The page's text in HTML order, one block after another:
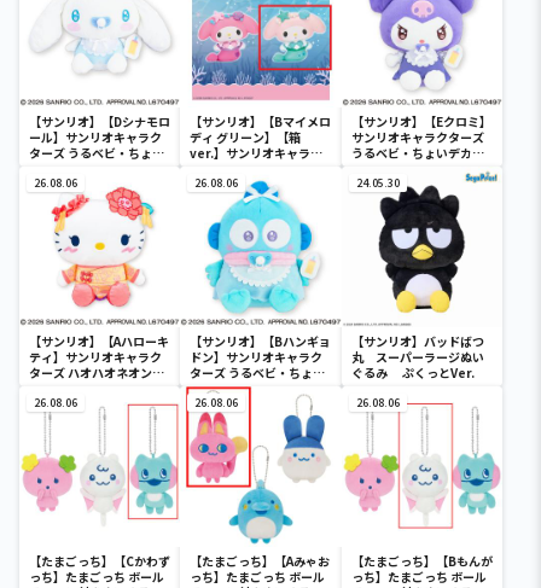
【サンリオ】【Dシナモロ
ール】サンリオキャラク
ターズ うるベビ・ちょい
【サンリオ】【Bマイメロ
ディ グリーン】【箱
ver.】サンリオキャラク
SOFVIMATES～マイメロ
ディ マーメイドver. ～
【サンリオ】【Eクロミ】
サンリオキャラクターズ
うるベビ・ちょいデカド
26.08.06
【サンリオ】【Aハローキ
ティ】サンリオキャラク
ターズ ハオハオネオンタ
26.08.06
【サンリオ】【Bハンギョ
ドン】サンリオキャラク
ターズ うるベビ・ちょい
デカドール
24.05.30
【サンリオ】バッドばつ
丸 スーパーラージぬい
ぐるみ ぷくっとVer.
26.08.06
【たまごっち】【Cかわず
っち】たまごっち ボール
26.08.06
【たまごっち】【Aみゃお
っち】たまごっち ボール
26.08.06
【たまごっち】【Bもんが
っち】たまごっち ボール